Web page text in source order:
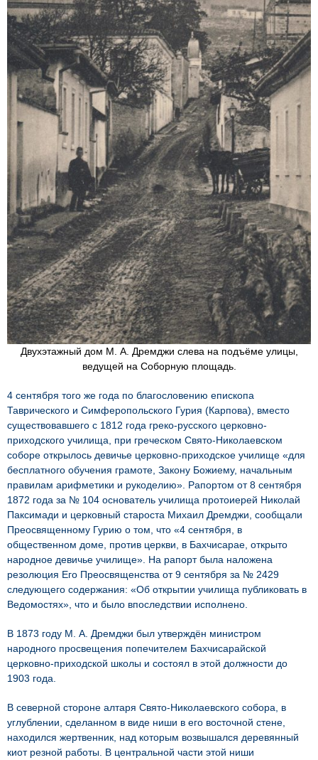
Двухэтажный дом М. А. Дремджи слева на подъёме улицы,
ведущей на Соборную площадь.
4 сентября того же года по благословению епископа
Таврического и Симферопольского Гурия (Карпова), вместо
существовавшего с 1812 года греко-русского церковно-
приходского училища, при греческом Свято-Николаевском
соборе открылось девичье церковно-приходское училище «для
бесплатного обучения грамоте, Закону Божиему, начальным
правилам арифметики и рукоделию». Рапортом от 8 сентября
1872 года за № 104 основатель училища протоиерей Николай
Паксимади и церковный староста Михаил Дремджи, сообщали
Преосвященному Гурию о том, что «4 сентября, в
общественном доме, против церкви, в Бахчисарае, открыто
народное девичье училище». На рапорт была наложена
резолюция Его Преосвященства от 9 сентября за № 2429
следующего содержания: «Об открытии училища публиковать в
Ведомостях», что и было впоследствии исполнено.
В 1873 году М. А. Дремджи был утверждён министром
народного просвещения попечителем Бахчисарайской
церковно-приходской школы и состоял в этой должности до
1903 года.
В северной стороне алтаря Свято-Николаевского собора, в
углублении, сделанном в виде ниши в его восточной стене,
находился жертвенник, над которым возвышался деревянный
киот резной работы. В центральной части этой ниши